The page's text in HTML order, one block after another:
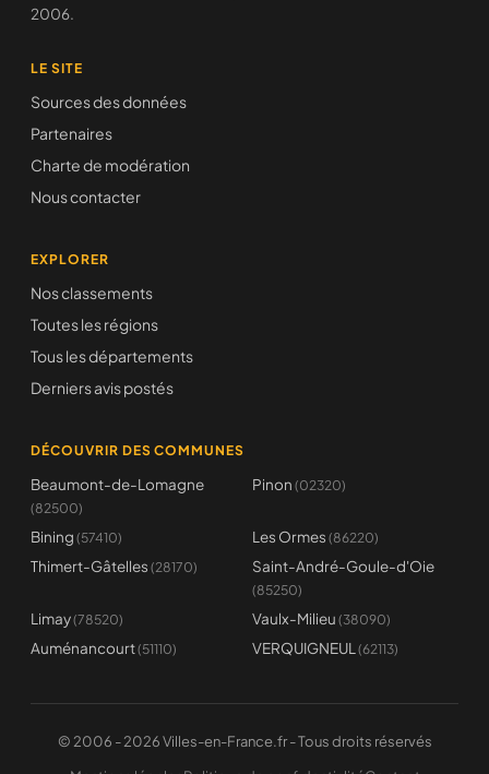
2006.
LE SITE
Sources des données
Partenaires
Charte de modération
Nous contacter
EXPLORER
Nos classements
Toutes les régions
Tous les départements
Derniers avis postés
DÉCOUVRIR DES COMMUNES
Beaumont-de-Lomagne
(82500)
Pinon (02320)
Bining (57410) Les Ormes (86220)
Thimert-Gâtelles (28170) Saint-André-Goule-d'Oie
(85250)
Limay(78520) Vaulx-Milieu (38090)
Auménancourt(51110) VERQUIGNEUL (62113)
© 2006 - 2026 Villes-en-France.fr - Tous droits réservés